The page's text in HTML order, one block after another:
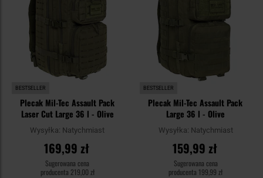
BESTSELLER
Plecak Mil-Tec Assault Pack
Laser Cut Large 36 l - Olive
Wysyłka: Natychmiast
169,99 zł
Sugerowana cena
producenta 219,00 zł
BESTSELLER
Plecak Mil-Tec Assault Pack
Large 36 l - Olive
Wysyłka: Natychmiast
159,99 zł
Sugerowana cena
producenta 199,99 zł